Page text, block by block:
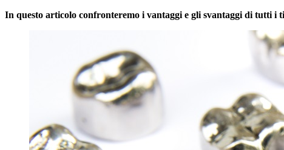
In questo articolo confronteremo i vantaggi e gli svantaggi di tutti